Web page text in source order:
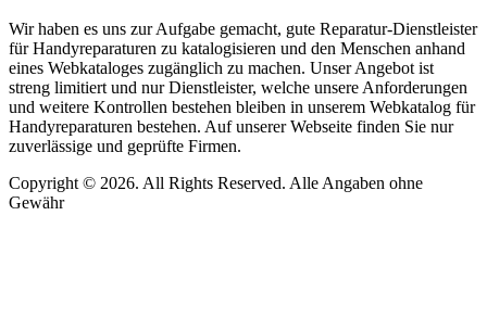
Wir haben es uns zur Aufgabe gemacht, gute Reparatur-Dienstleister
für Handyreparaturen zu katalogisieren und den Menschen anhand
eines Webkataloges zugänglich zu machen. Unser Angebot ist
streng limitiert und nur Dienstleister, welche unsere Anforderungen
und weitere Kontrollen bestehen bleiben in unserem Webkatalog für
Handyreparaturen bestehen. Auf unserer Webseite finden Sie nur
zuverlässige und geprüfte Firmen.
Copyright © 2026. All Rights Reserved. Alle Angaben ohne
Gewähr